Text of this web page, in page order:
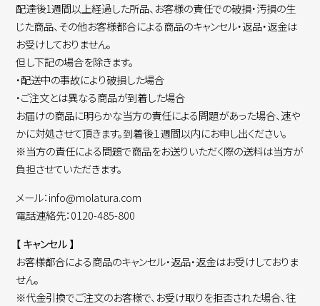
配達後1週間以上経過した所品、お客様の責任での破損・汚損の生
じた商品、その他お客様都合による商品のキャンセル・返品・返金は
お受けしておりません。
但し下記の場合を除きます。
・配送中の事故により破損した場合
・ご注文とは異なる商品が到着した場合
お届けの商品に明らかな当方の責任による問題があった場合、速や
かに対処させて頂きます。到着後１週間以内にお申し出ください。
※当方の責任による問題で商品をお送りいただく際の送料は当方が
負担させていただきます。
メール：info@molatura.com
電話連絡先：0120-485-800
【 キャンセル 】
お客様都合による商品のキャンセル・返品・返金はお受けしておりま
せん。
※代金引換でご注文のお客様で、お受け取りを拒否された場合、往